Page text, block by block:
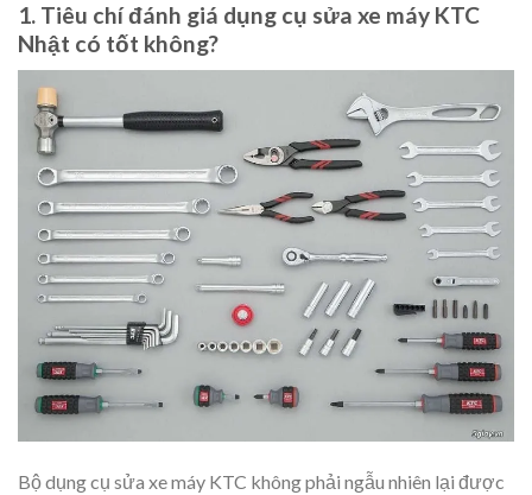
1. Tiêu chí đánh giá dụng cụ sửa xe máy KTC
Nhật có tốt không?
Bộ dụng cụ sửa xe máy KTC không phải ngẫu nhiên lại được